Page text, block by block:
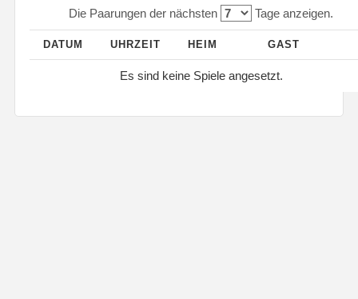
Die Paarungen der nächsten Tage anzeigen.
DATUM UHRZEIT HEIM GAST
Es sind keine Spiele angesetzt.